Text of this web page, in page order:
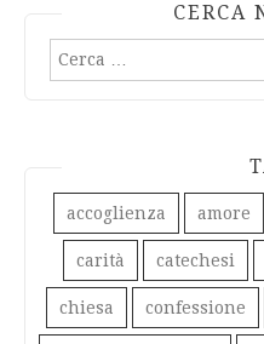
CERCA
Ricerca
accoglienza amore
carità catechesi
chiesa confessione